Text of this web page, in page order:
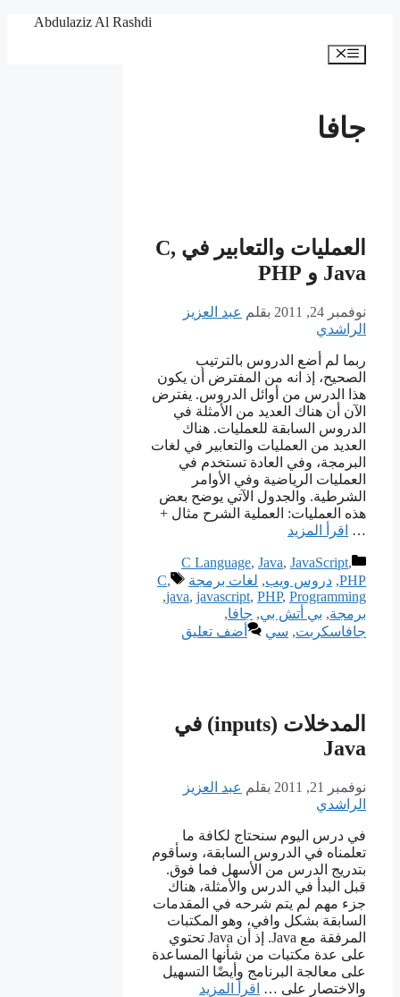
المحتوى
Abdulaziz Al Rashdi
القائمة
جافا
العمليات والتعابير في C,
Java و PHP
نوفمبر 24, 2011 بقلم عبد العزيز
الراشدي
ربما لم أضع الدروس بالترتيب
الصحيح، إذ انه من المفترض أن يكون
هذا الدرس من أوائل الدروس. يفترض
الآن أن هناك العديد من الأمثلة في
الدروس السابقة للعمليات. هناك
العديد من العمليات والتعابير في لغات
البرمجة، وفي العادة تستخدم في
العمليات الرياضية وفي الأوامر
الشرطية. والجدول الآتي يوضح بعض
هذه العمليات: العملية الشرح مثال +
… اقرأ المزيد
التصنيفات
C Language, Java, JavaScript,
PHP
, دروس ويب, لغات برمجة الوسوم
C,
java, javascript, PHP, Programming
,
برمجة, بي أتش بي, جافا,
جافاسكربت, سي أضف تعليق
المدخلات (inputs) في
Java
نوفمبر 21, 2011 بقلم عبد العزيز
الراشدي
في درس اليوم سنحتاج لكافة ما
تعلمناه في الدروس السابقة، وسأقوم
بتدريج الدرس من الأسهل فما فوق.
قبل البدأ في الدرس والأمثلة، هناك
جزء مهم لم يتم شرحه في المقدمات
السابقة بشكل وافي، وهو المكتبات
المرفقة مع Java. إذ أن Java تحتوي
على عدة مكتبات من شأنها المساعدة
على معالجة البرنامج وأيضًا التسهيل
والاختصار على … اقرأ المزيد